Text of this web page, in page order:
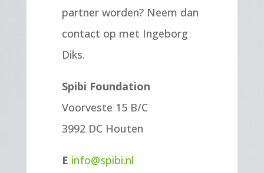
partner worden? Neem dan
contact op met Ingeborg
Diks.
Spibi Foundation
Voorveste 15 B/C
3992 DC Houten
E info@spibi.nl